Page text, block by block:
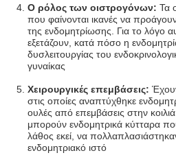
Ο ρόλος των οιστρογόνων: Τα
που φαίνονται ικανές να
της ενδομητρίωσης. Για το λόγο
εξετάζουν, κατά πόσο η
δυσλειτουργίας του
γυναίκας
Χειρουργικές επεμβάσεις:
στις οποίες αναπτύχθηκε
ουλές από επεμβάσεις στην
μπορούν ενδομητρικά κύτταρα
λάθος εκεί, να
ενδομητριακό ιστό